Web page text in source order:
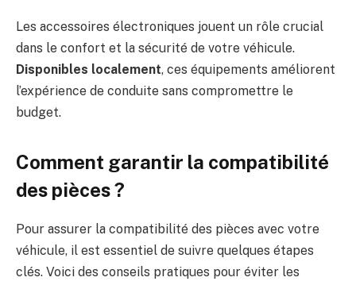
Les accessoires électroniques jouent un rôle crucial
dans le confort et la sécurité de votre véhicule.
Disponibles localement, ces équipements améliorent
l’expérience de conduite sans compromettre le
budget.
Comment garantir la compatibilité
des pièces ?
Pour assurer la compatibilité des pièces avec votre
véhicule, il est essentiel de suivre quelques étapes
clés. Voici des conseils pratiques pour éviter les